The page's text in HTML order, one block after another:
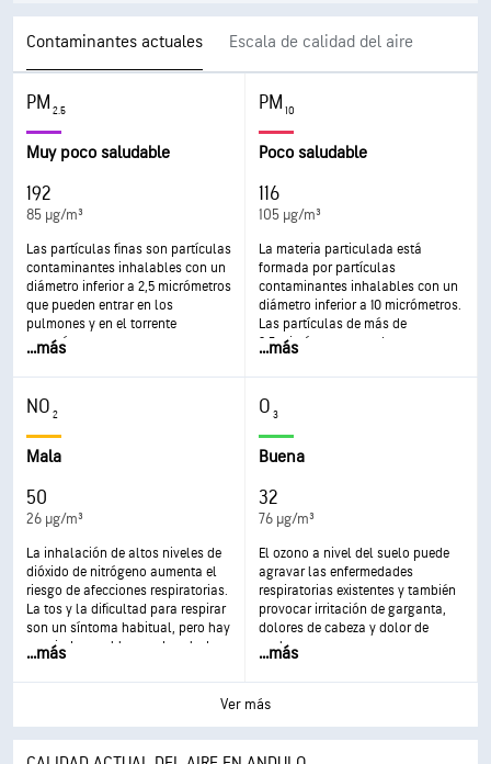
Contaminantes actuales Escala de calidad del aire
PM2.5
Muy poco saludable
192
85 µg/m³
Las partículas finas son partículas
contaminantes inhalables con un
diámetro inferior a 2,5 micrómetros
que pueden entrar en los
pulmones y en el torrente
sanguíneo y provocar graves
forma más grave a los pulmones y
al corazón. La exposición a estas
partículas puede provocar tos o
dificultad para respirar, agravar el
asma y desarrollar enfermedades
...más
PM10
Poco saludable
116
105 µg/m³
La materia particulada está
formada por partículas
contaminantes inhalables con un
diámetro inferior a 10 micrómetros.
Las partículas de más de
2,5 micrómetros pueden
respiratorias y provocar
problemas de salud. La exposición
puede provocar irritación de ojos y
garganta, tos, dificultad para
respirar y puede agravar el asma.
excesiva puede tener efectos más
graves para la salud.
...más
NO2
Mala
50
26 µg/m³
La inhalación de altos niveles de
dióxido de nitrógeno aumenta el
riesgo de afecciones respiratorias.
La tos y la dificultad para respirar
son un síntoma habitual, pero hay
asociados problemas de salud
respiratorias, que pueden aparecer
...más
O3
Buena
32
76 µg/m³
El ozono a nivel del suelo puede
agravar las enfermedades
respiratorias existentes y también
provocar irritación de garganta,
dolores de cabeza y dolor de
pecho.
...más
Ver más